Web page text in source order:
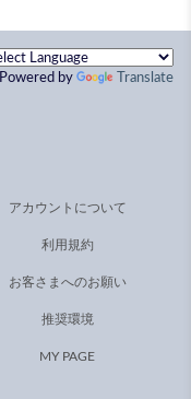
Powered by Translate
アカウントについて
利用規約
お客さまへのお願い
推奨環境
MY PAGE